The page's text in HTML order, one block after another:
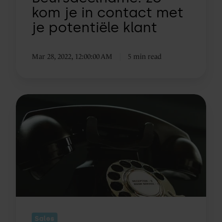
kom je in contact met
je potentiële klant
Mar 28, 2022, 12:00:00 AM 5 min read
Lead
nurturing
stappen
Sales